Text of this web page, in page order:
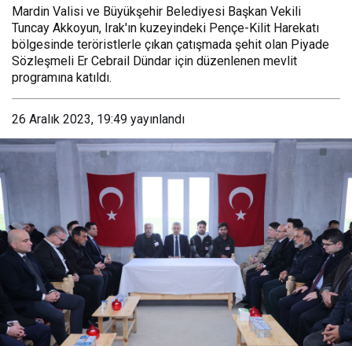
Mardin Valisi ve Büyükşehir Belediyesi Başkan Vekili
Tuncay Akkoyun, Irak'ın kuzeyindeki Pençe-Kilit Harekatı
bölgesinde teröristlerle çıkan çatışmada şehit olan Piyade
Sözleşmeli Er Cebrail Dündar için düzenlenen mevlit
programına katıldı.
26 Aralık 2023, 19:49 yayınlandı